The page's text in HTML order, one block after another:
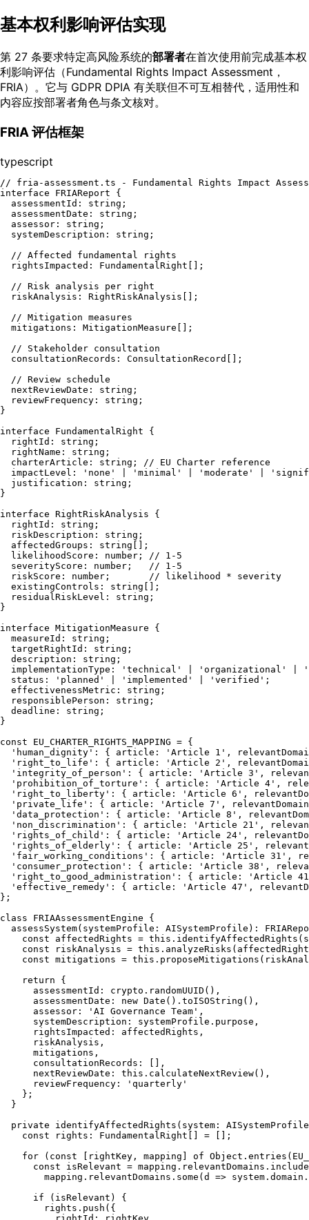
基本权利影响评估实现
第 27 条要求特定高风险系统的部署者在首次使用前完成基本权
利影响评估（Fundamental Rights Impact Assessment，
FRIA）。它与 GDPR DPIA 有关联但不可互相替代，适用性和
内容应按部署者角色与条文核对。
FRIA 评估框架
typescript
// fria-assessment.ts - Fundamental Rights Impact
interface
FRIAReport {
assessmentId : string ;
assessmentDate : string ;
assessor : string ;
systemDescription : string ;
// Affected fundamental rights
rightsImpacted : FundamentalRight [];
// Risk analysis per right
riskAnalysis : RightRiskAnalysis [];
// Mitigation measures
mitigations : MitigationMeasure [];
// Stakeholder consultation
consultationRecords : ConsultationRecord [];
// Review schedule
nextReviewDate : string ;
reviewFrequency : string ;
}
interface
FundamentalRight {
rightId : string ;
rightName : string ;
charterArticle : string ;
// EU Charter reference
impactLevel : 'none' 'minimal' 'moderate'
justification : string ;
}
interface RightRiskAnalysis {
rightId : string ;
riskDescription : string ;
affectedGroups : string [];
likelihoodScore : number ;
// 1-5
severityScore : number ;
// 1-5
riskScore : number ;
// likelihood * severity
existingControls : string [];
residualRiskLevel : string ;
}
interface MitigationMeasure {
measureId : string ;
targetRightId : string ;
description : string ;
implementationType : 'technical' 'organizational'
status : 'planned' 'implemented' 'verified' ;
effectivenessMetric : string ;
responsiblePerson : string ;
deadline : string ;
}
const
EU_CHARTER_RIGHTS_MAPPING = {
'human_dignity' : { article : 'Article 1' ,
'right_to_life' : { article : 'Article 2' ,
'integrity_of_person' : { article : 'Article 3' ,
'prohibition_of_torture' : { article : 'Article 4' ,
'right_to_liberty' : { article : 'Article 6' ,
'private_life' : { article : 'Article 7' ,
'data_protection' : { article : 'Article 8' ,
'non_discrimination' : { article : 'Article 21' ,
'rights_of_child' : { article : 'Article 24' ,
'rights_of_elderly' : { article : 'Article 25' ,
'fair_working_conditions' : { article : 'Article 31' ,
'consumer_protection' : { article : 'Article 38' ,
'right_to_good_administration' : { article :
'Article
'effective_remedy' : { article : 'Article 47' ,
};
class
FRIAAssessmentEngine {
assessSystem( systemProfile : AISystemProfile ):
const affectedRights = this . identifyAffectedRights
const riskAnalysis = this . analyzeRisks
const mitigations = this . proposeMitigations
return {
assessmentId : crypto. randomUUID (),
assessmentDate : new Date (). toISOString (),
assessor : 'AI Governance Team' ,
systemDescription : systemProfile. purpose ,
rightsImpacted : affectedRights,
      riskAnalysis,
      mitigations,
consultationRecords : [],
nextReviewDate : this . calculateNextReview(),
reviewFrequency :
'quarterly'
    };
  }
private
identifyAffectedRights ( system : AISystemProfile
const
rights : FundamentalRight [] = [];
for ( const [rightKey, mapping] of Object . entries (
const isRelevant = mapping. relevantDomains .
        mapping.
relevantDomains . some (d => system. domain .
if (isRelevant) {
        rights.
push ({